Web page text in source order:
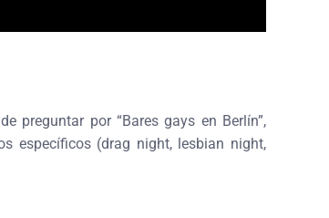
preguntar por “Bares gays en Berlín”,
específicos (drag night, lesbian night,